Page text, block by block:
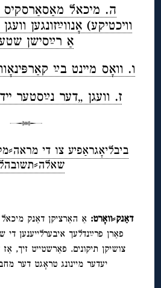
ה. מיכאל מאַסאַרסקיס
וויכטיקע) אָנווײַזונגען
אַ רײַסישן
ו. וואָס מיינט בײַ
ז. וועגן „דער נײַסטער
ביבליאָגראַפיע צו די
דאַנק⸗וואָרט: אַ האַרציקן דאַנק מיכאל
פאַרן פרײַנדלעך איבערלייענען
צושיקן תיקונים. פאַרשטייט זיך,
יעדער מיינונג טראָגט דער